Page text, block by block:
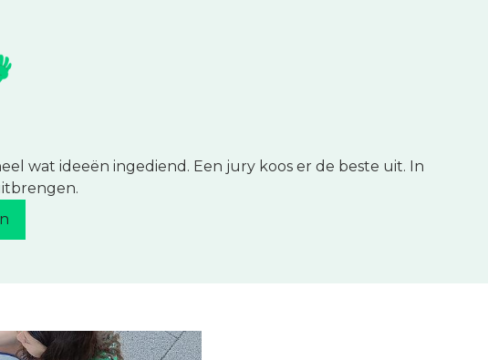
wat ideeën ingediend. Een jury koos er de beste uit. In